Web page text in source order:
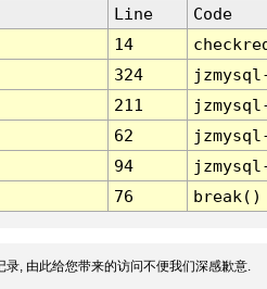
Line
Code
14
324
211
62
94
76 break()
, 由此给您带来的访问不便我们深感歉意.